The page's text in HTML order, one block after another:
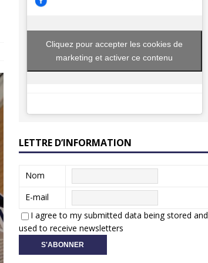
Cliquez pour accepter les cookies de
marketing et activer ce contenu
LETTRE D’INFORMATION
Nom
E-mail
I agree to my submitted data being stored and
used to receive newsletters